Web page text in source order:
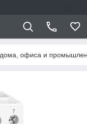
офиса и